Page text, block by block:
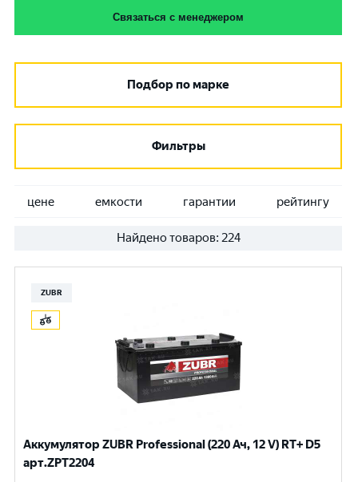
Связаться с менеджером
Подбор по марке
Фильтры
цене емкости гарантии рейтингу
Найдено товаров: 224
ZUBR
Аккумулятор ZUBR Professional (220 Ач, 12 V) RT+ D5
арт.ZPT2204